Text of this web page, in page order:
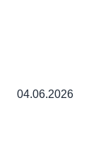
04.06.2026